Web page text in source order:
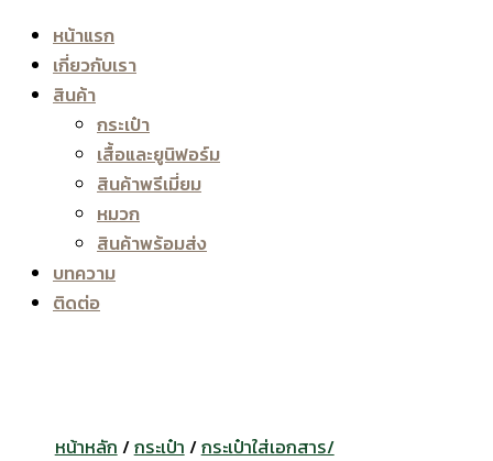
หน้าแรก
เกี่ยวกับเรา
สินค้า
กระเป๋า
เสื้อและยูนิฟอร์ม
สินค้าพรีเมี่ยม
หมวก
สินค้าพร้อมส่ง
บทความ
ติดต่อ
หน้าหลัก /กระเป๋า /กระเป๋าใส่เอกสาร/